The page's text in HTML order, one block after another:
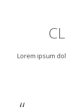
Lorem ipsum